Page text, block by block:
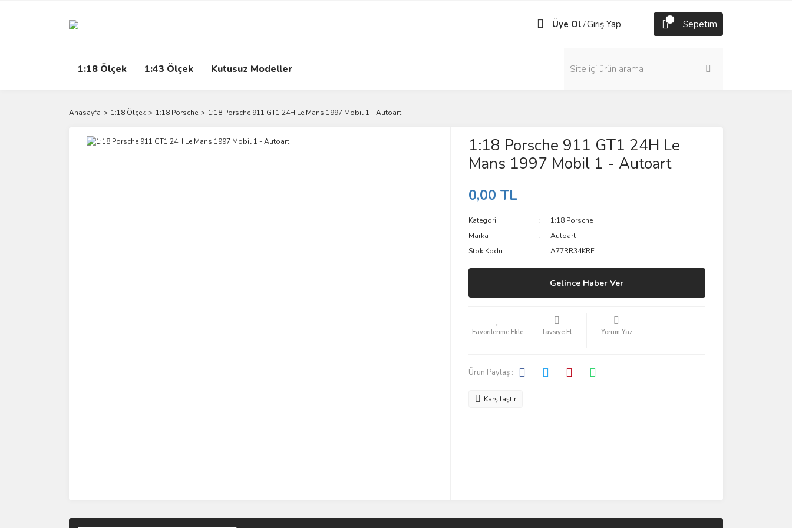
Üye Ol /Giriş Yap Sepetim
1:18 Ölçek 1:43 Ölçek Kutusuz Modeller
Anasayfa 1:18 Ölçek 1:18 Porsche 1:18 Porsche 911 GT1 24H Le Mans 1997 Mobil 1 - Autoart
1:18 Porsche 911 GT1 24H Le
Mans 1997 Mobil 1 - Autoart
0,00 TL
Kategori
1:18 Porsche
Marka
Autoart
Stok Kodu
A77RR34KRF
Gelince Haber Ver
Tavsiye Et Yorum Yaz
Ürün Paylaş :
Karşılaştır